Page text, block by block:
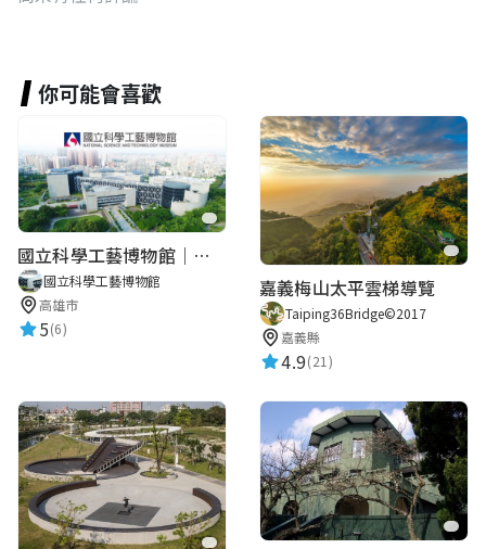
你可能會喜歡
國立科學工藝博物館｜華語智慧導覽
國立科學工藝博物館
高雄市
5(6)
嘉義梅山太平雲梯導覽
Taiping36Bridge©2017
嘉義縣
4.9(21)